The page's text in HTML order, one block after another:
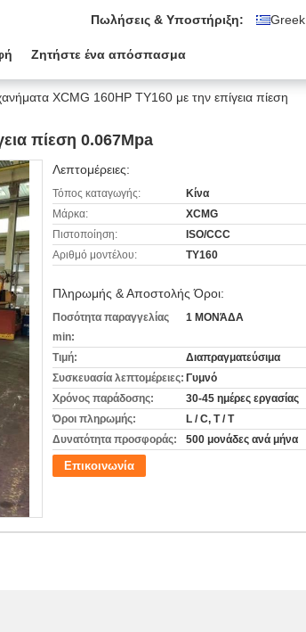
Greek
Πωλήσεις & Υποστήριξη:
Ζητήστε ένα απόσπασμα
XCMG 160HP TY160 με την επίγεια πίεση
πίεση 0.067Mpa
Λεπτομέρειες:
Τόπος καταγωγής:
Κίνα
Μάρκα:
XCMG
Πιστοποίηση:
ISO/CCC
Αριθμό μοντέλου:
TY160
Πληρωμής & Αποστολής Όροι:
Ποσότητα παραγγελίας
min:
1 ΜΟΝΆΔΑ
Τιμή:
Διαπραγματεύσιμα
Συσκευασία λεπτομέρειες: Γυμνό
Χρόνος παράδοσης:
30-45 ημέρες εργασίας
Όροι πληρωμής:
L / C, T / T
Δυνατότητα προσφοράς:
500 μονάδες ανά μήνα
Επικοινωνία